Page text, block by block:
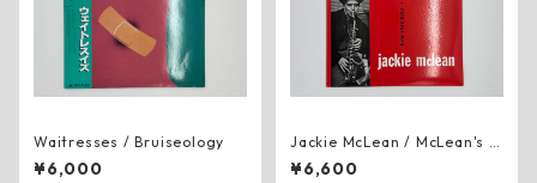
Waitresses / Bruiseology
¥6,000
Jackie McLean / McLean's S
cene
¥6,600